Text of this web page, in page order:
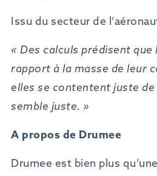
Issu du secteur de
« Des calculs prédisent que
rapport à la masse de leur
elles se contentent juste de
semble juste. »
A propos de Drumee
Drumee est bien plus